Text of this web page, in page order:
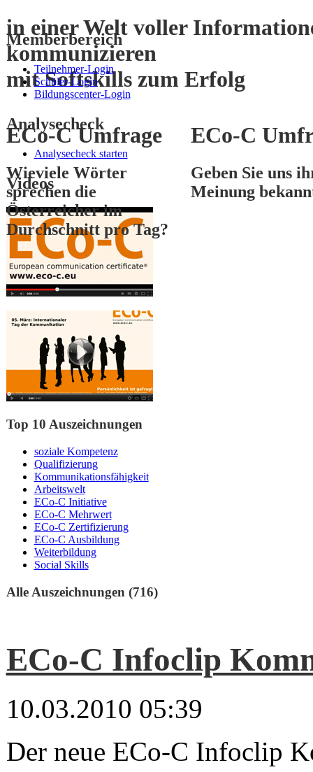
in einer Welt voller
kommunizieren
mitSoftskillszum Erfolg
ECo-C Umfrage
Wieviele Wörter
sprechen die
Österreicher im
Durchschnitt pro Tag?
ECo-C
Geben Sie uns
Meinung
3
Memberbereich
Teilnehmer-Login
Schüler-Login
Bildungscenter-Login
Analysecheck
Analysecheck starten
Videos
Top 10 Auszeichnungen
soziale Kompetenz
Qualifizierung
Kommunikationsfähigkeit
Arbeitswelt
ECo-C Initiative
ECo-C Mehrwert
ECo-C Zertifizierung
ECo-C Ausbildung
Weiterbildung
Social Skills
Alle Auszeichnungen (716)
ECo-C Infoclip
10.03.2010 05:39
Der neue ECo-C Infoclip